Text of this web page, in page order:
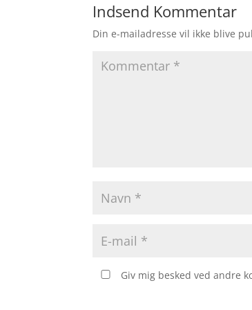
Indsend Kommentar
Din e-mailadresse vil ikke blive
Giv mig besked ved andre